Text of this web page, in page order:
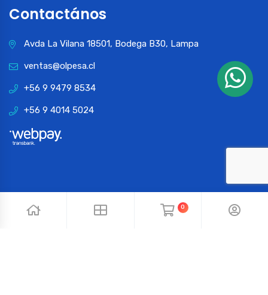
Contactános
Avda La Vilana 18501, Bodega B30, Lampa
ventas@olpesa.cl
+56 9 9479 8534
+56 9 4014 5024
0